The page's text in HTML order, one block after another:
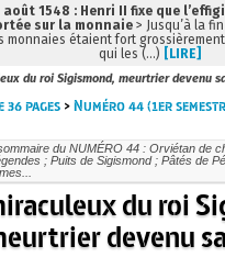
du roi Sigismond, meurtrier devenu
36 pages >Numéro 44 (1er
du NUMÉRO 44 : Orviétan de
; Puits de Sigismond ; Pâtés de
du roi
devenu
août 1548 : Henri II fixe que
sur la monnaie > Jusqu’à la
monnaies étaient fort
qui les (…) [LIRE]